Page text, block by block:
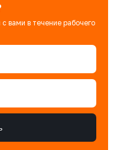
вами в течение рабочего